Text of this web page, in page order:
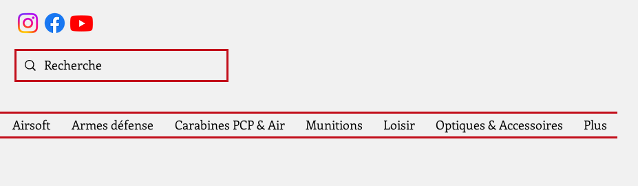
Airsoft Armes défense Carabines PCP & Air Munitions Loisir Optiques & Accessoires Plus